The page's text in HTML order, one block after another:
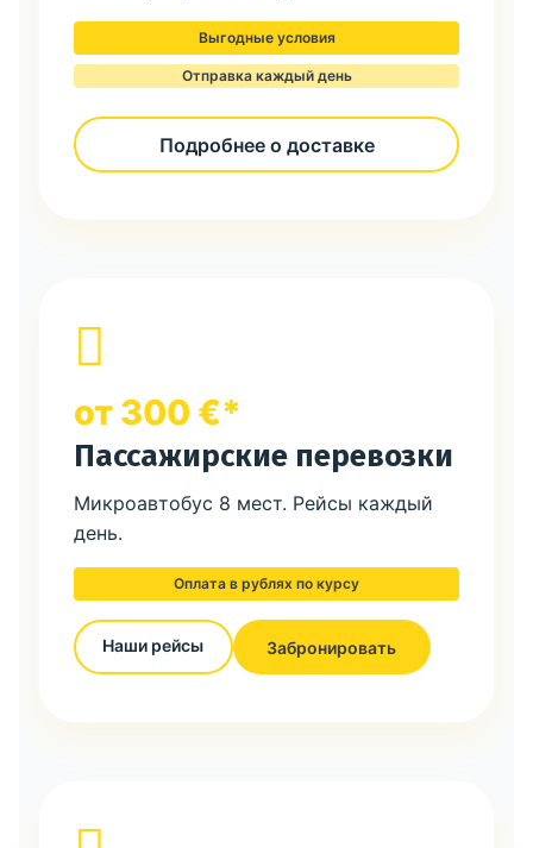
Выгодные условия
Отправка каждый день
Подробнее о доставке
от 300 €*
Пассажирские перевозки
Микроавтобус 8 мест. Рейсы каждый
день.
Оплата в рублях по курсу
Наши рейсы Забронировать